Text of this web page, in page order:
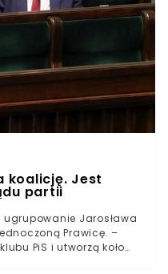
koalicję. Jest
partii
Jarosława
Prawicę. –
PiS i utworzą koło